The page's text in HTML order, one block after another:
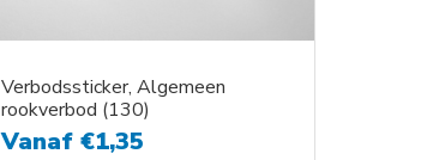
Verbodssticker, Algemeen
rookverbod (130)
Vanaf€1,35